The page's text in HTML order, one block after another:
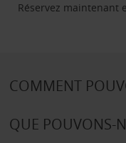
Réservez maintenant
COMMENT
QUE POUVONS-